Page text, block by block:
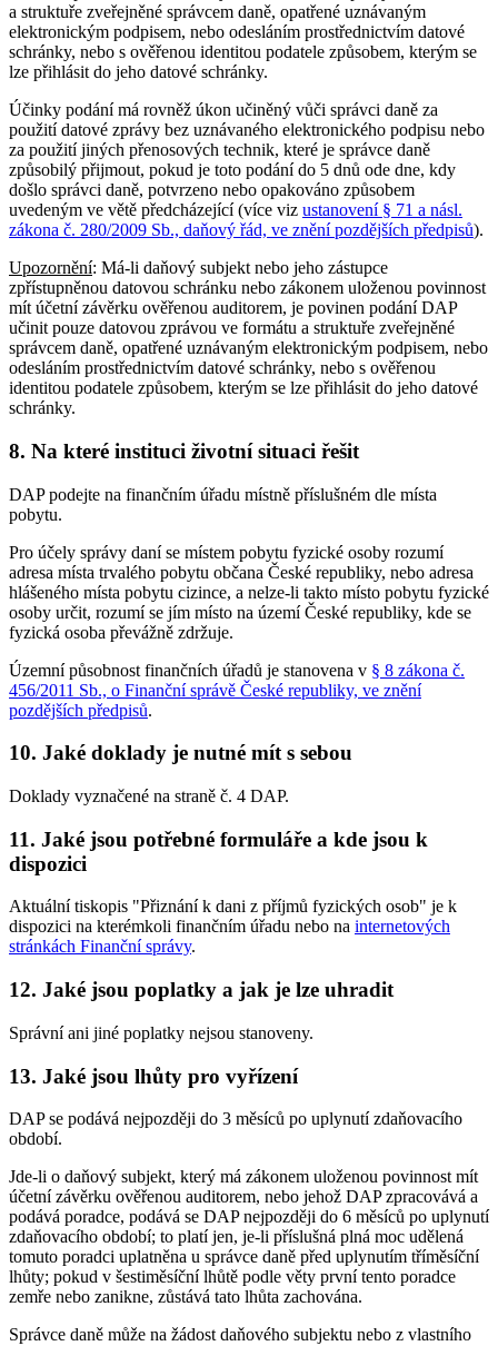
a struktuře zveřejněné správcem daně, opatřené uznávaným
elektronickým podpisem, nebo odesláním prostřednictvím datové
schránky, nebo s ověřenou identitou podatele způsobem, kterým se
lze přihlásit do jeho datové schránky.
Účinky podání má rovněž úkon učiněný vůči správci daně za
použití datové zprávy bez uznávaného elektronického podpisu nebo
za použití jiných přenosových technik, které je správce daně
způsobilý přijmout, pokud je toto podání do 5 dnů ode dne, kdy
došlo správci daně, potvrzeno nebo opakováno způsobem
uvedeným ve větě předcházející (více viz ustanovení § 71 a násl.
zákona č. 280/2009 Sb., daňový řád, ve znění pozdějších předpisů).
Upozornění: Má-li daňový subjekt nebo jeho zástupce
zpřístupněnou datovou schránku nebo zákonem uloženou povinnost
mít účetní závěrku ověřenou auditorem, je povinen podání DAP
učinit pouze datovou zprávou ve formátu a struktuře zveřejněné
správcem daně, opatřené uznávaným elektronickým podpisem, nebo
odesláním prostřednictvím datové schránky, nebo s ověřenou
identitou podatele způsobem, kterým se lze přihlásit do jeho datové
schránky.
8. Na které instituci životní situaci řešit
DAP podejte na finančním úřadu místně příslušném dle místa
pobytu.
Pro účely správy daní se místem pobytu fyzické osoby rozumí
adresa místa trvalého pobytu občana České republiky, nebo adresa
hlášeného místa pobytu cizince, a nelze-li takto místo pobytu fyzické
osoby určit, rozumí se jím místo na území České republiky, kde se
fyzická osoba převážně zdržuje.
Územní působnost finančních úřadů je stanovena v § 8 zákona č.
456/2011 Sb., o Finanční správě České republiky, ve znění
pozdějších předpisů.
10. Jaké doklady je nutné mít s sebou
Doklady vyznačené na straně č. 4 DAP.
11. Jaké jsou potřebné formuláře a kde jsou k
dispozici
Aktuální tiskopis "Přiznání k dani z příjmů fyzických osob" je k
dispozici na kterémkoli finančním úřadu nebo na internetových
stránkách Finanční správy.
12. Jaké jsou poplatky a jak je lze uhradit
Správní ani jiné poplatky nejsou stanoveny.
13. Jaké jsou lhůty pro vyřízení
DAP se podává nejpozději do 3 měsíců po uplynutí zdaňovacího
období.
Jde-li o daňový subjekt, který má zákonem uloženou povinnost mít
účetní závěrku ověřenou auditorem, nebo jehož DAP zpracovává a
podává poradce, podává se DAP nejpozději do 6 měsíců po uplynutí
zdaňovacího období; to platí jen, je-li příslušná plná moc udělená
tomuto poradci uplatněna u správce daně před uplynutím tříměsíční
lhůty; pokud v šestiměsíční lhůtě podle věty první tento poradce
zemře nebo zanikne, zůstává tato lhůta zachována.
Správce daně může na žádost daňového subjektu nebo z vlastního